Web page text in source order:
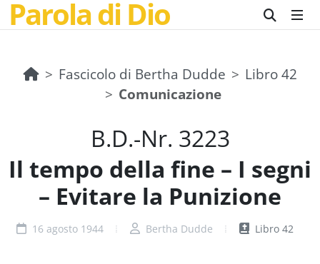
Parola di Dio
Fascicolo di Bertha Dudde
Libro 42
Comunicazione
B.D.-Nr. 3223
Il tempo della fine – I segni
– Evitare la Punizione
16 agosto 1944 Bertha Dudde Libro 42